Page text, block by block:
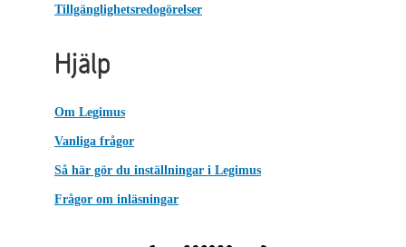
Tillgänglighetsredogörelser
Hjälp
Om Legimus
Vanliga frågor
Så här gör du inställningar i Legimus
Frågor om inläsningar